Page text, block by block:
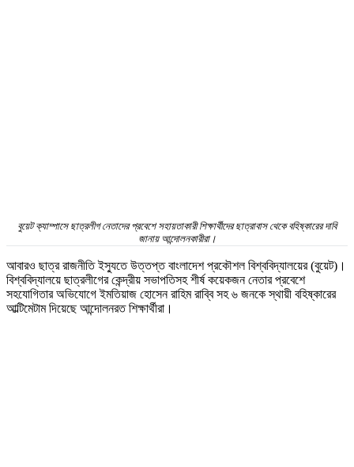
বুয়েট ক্যাম্পাসে ছাত্রলীগ নেতাদের প্রবেশে সহায়তাকারী শিক্ষার্থীদের ছাত্রাবাস থেকে বহিষ্কারের দাবি
জানায় আন্দোলনকারীরা।
আবারও ছাত্র রাজনীতি ইস্যুতে উত্তপ্ত বাংলাদেশ প্রকৌশল বিশ্ববিদ্যালয়ের (বুয়েট)।
বিশ্ববিদ্যালয়ে ছাত্রলীগের কেন্দ্রীয় সভাপতিসহ শীর্ষ কয়েকজন নেতার প্রবেশে
সহযোগিতার অভিযোগে ইমতিয়াজ হোসেন রাহিম রাব্বি সহ ৬ জনকে স্থায়ী বহিষ্কারের
আল্টিমেটাম দিয়েছে আন্দোলনরত শিক্ষার্থীরা।